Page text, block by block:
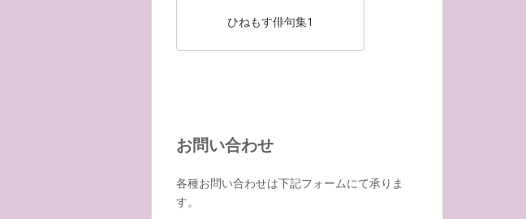
ひねもす俳句集1
お問い合わせ
各種お問い合わせは下記フォームにて承りま
す。